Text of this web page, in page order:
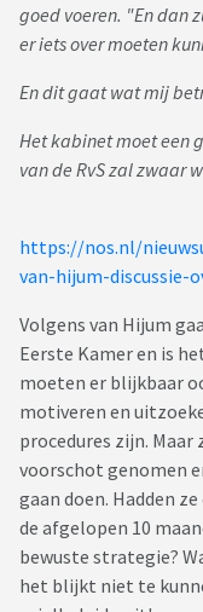
goed voeren. "En dan
er iets over moeten
En dit gaat wat mij
Het kabinet moet een
van de RvS zal zwaar
https://nos.nl/
van-hijum-discussie-
Volgens van Hijum
Eerste Kamer en is
moeten er blijkbaar
motiveren en
procedures zijn. Maar
voorschot genomen
gaan doen. Hadden
de afgelopen 10
bewuste strategie?
het blijkt niet te